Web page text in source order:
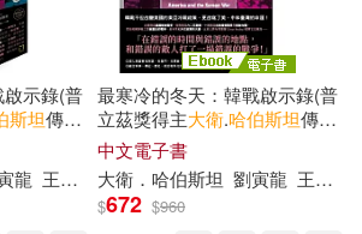
坦(4)
思、大衛．哈伯斯坦
示錄(普
斯坦傳世
)
龍 王祖寧
最寒冷的冬天：韓戰啟示錄(普
立茲獎得主大衛.哈伯斯坦傳世
經典紀念版/二冊不分售) (電子
書)
中文電子書
大衛 ． 哈伯斯坦 劉寅龍 王祖寧
$672 $960